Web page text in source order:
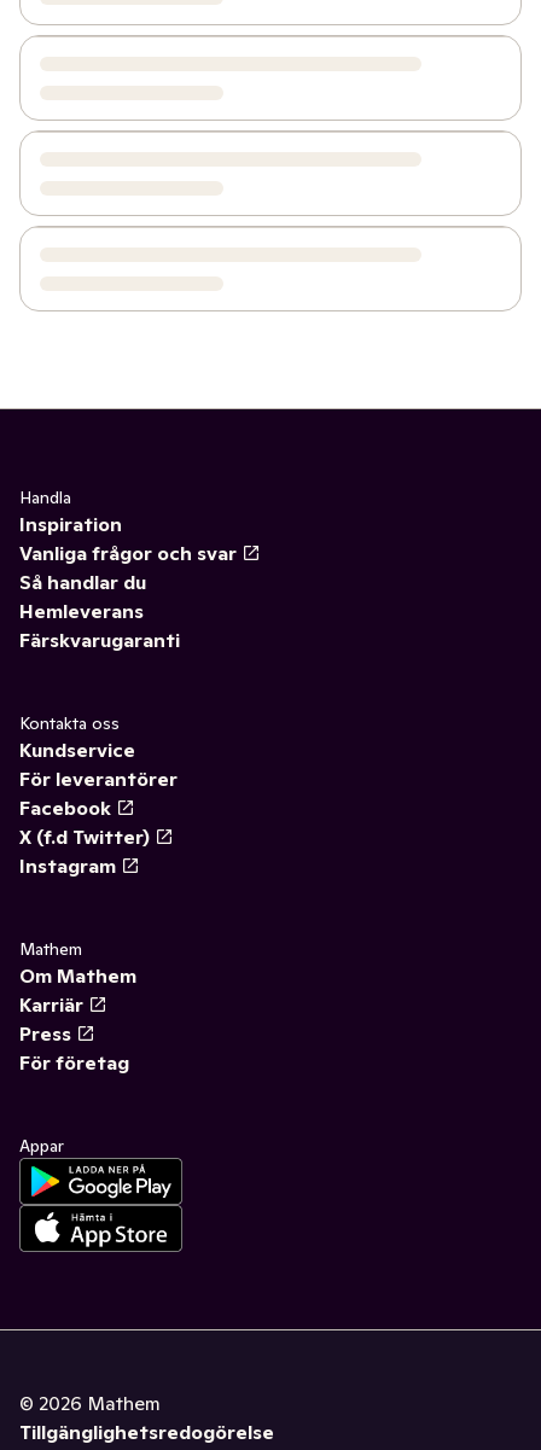
Handla
Inspiration
Vanliga frågor och svar
Så handlar du
Hemleverans
Färskvarugaranti
Kontakta oss
Kundservice
För leverantörer
Facebook
X (f.d Twitter)
Instagram
Mathem
Om Mathem
Karriär
Press
För företag
Appar
© 2026 Mathem
Tillgänglighetsredogörelse